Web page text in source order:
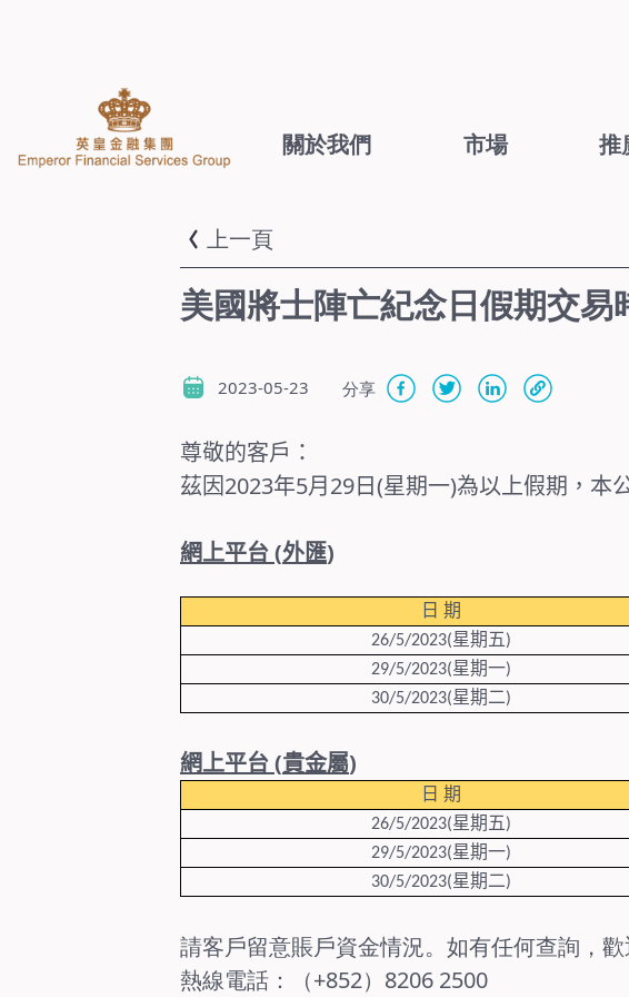
關於我們 市場 推
上一頁
美國將士陣亡紀念日假期交易
2023-05-23 分享
尊敬的客戶：
茲因2023年5月29日(星期一)為以上假期，本
網上平台(外匯)
日 期
26/5/2023(星期五)
29/5/2023(星期一)
30/5/2023(星期二)
網上平台(貴金屬)
日 期
26/5/2023(星期五)
29/5/2023(星期一)
30/5/2023(星期二)
請客戶留意賬戶資金情況。如有任何查詢，歡
熱線電話：（+852）8206 2500